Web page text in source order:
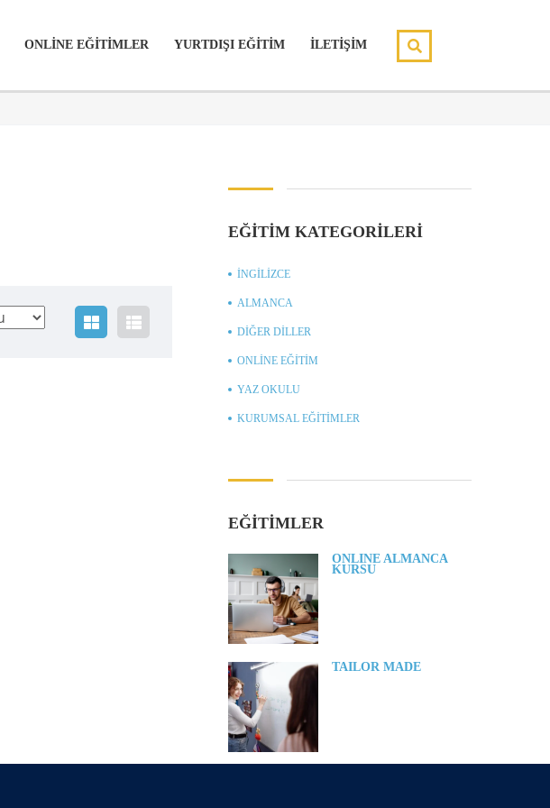
ONLİNE EĞİTİMLER YURTDIŞI EĞİTİM İLETİŞİM
EĞITIM KATEGORILERI
İNGILIZCE
ALMANCA
DIĞER DILLER
ONLINE EĞITIM
YAZ OKULU
KURUMSAL EĞITIMLER
EĞİTİMLER
ONLINE ALMANCA
KURSU
TAILOR MADE